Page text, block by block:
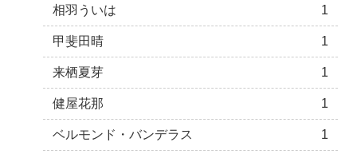
相羽ういは 1
甲斐田晴 1
来栖夏芽 1
健屋花那 1
ベルモンド・バンデラス 1